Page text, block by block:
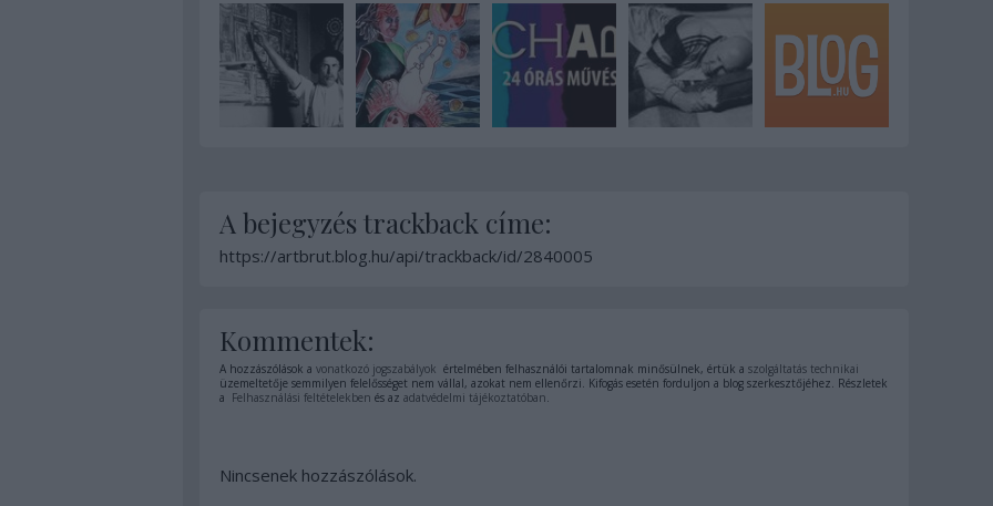
A bejegyzés trackback címe:
https://artbrut.blog.hu/api/trackback/id/2840005
Kommentek:
A hozzászólások a vonatkozó jogszabályok értelmében felhasználói tartalomnak minősülnek, értük a szolgáltatás technikai
üzemeltetője semmilyen felelősséget nem vállal, azokat nem ellenőrzi. Kifogás esetén forduljon a blog szerkesztőjéhez. Részletek
a Felhasználási feltételekben és az adatvédelmi tájékoztatóban.
Nincsenek hozzászólások.